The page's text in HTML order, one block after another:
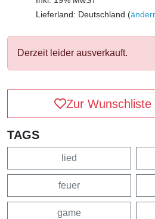
Lieferland: Deutschland (
Derzeit leider ausverkauft.
Zur Wunschliste
TAGS
lied
feuer
game